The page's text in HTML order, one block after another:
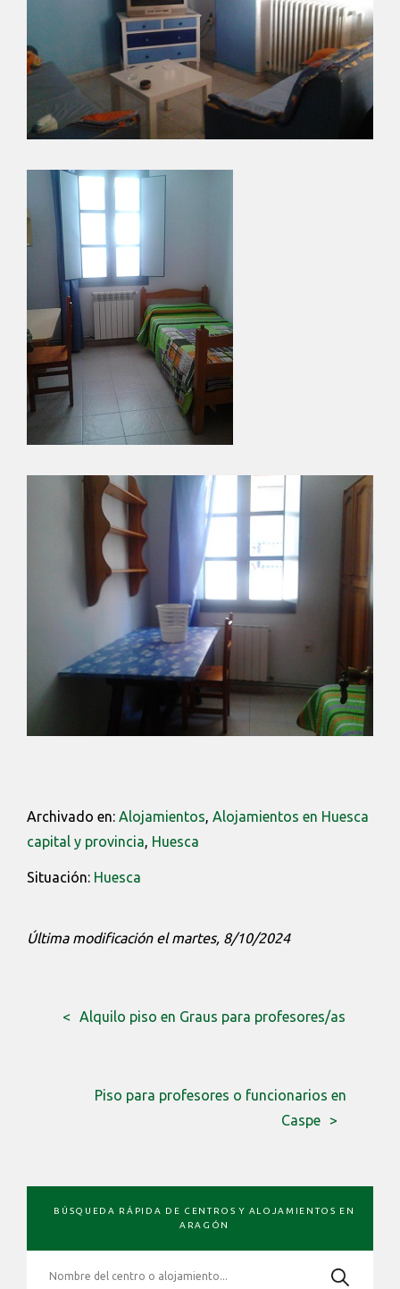
Archivado en: Alojamientos, Alojamientos en Huesca
capital y provincia, Huesca
Situación: Huesca
Última modificación el martes, 8/10/2024
Alquilo piso en Graus para profesores/as
Piso para profesores o funcionarios en
Caspe
PRIMARIA
BÚSQUEDA RÁPIDA DE CENTROS Y ALOJAMIENTOS EN
ARAGÓN